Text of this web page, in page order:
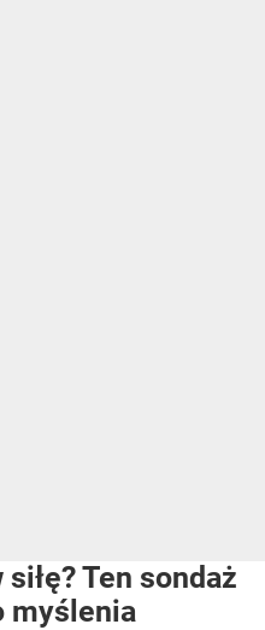
Ten sondaż
myślenia